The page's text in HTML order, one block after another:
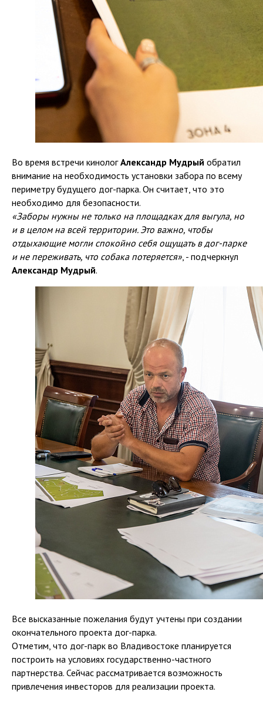
Во время встречи кинологАлександр Мудрый обратил
внимание на необходимость установки забора по всему
периметру будущего дог-парка. Он считает, что это
необходимо для безопасности.
«Заборы нужны не только на площадках для выгула, но
и в целом на всей территории. Это важно, чтобы
отдыхающие могли спокойно себя ощущать в дог-парке
и не переживать, что собака потеряется», - подчеркнул
Александр Мудрый.
Все высказанные пожелания будут учтены при создании
окончательного проекта дог-парка.
Отметим, что дог-парк во Владивостоке планируется
построить на условиях государственно-частного
партнерства. Сейчас рассматривается возможность
привлечения инвесторов для реализации проекта.